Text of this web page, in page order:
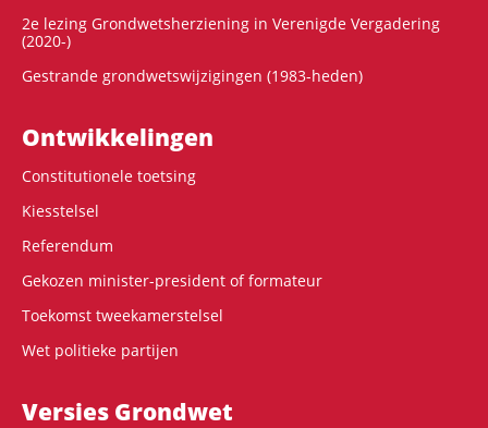
2e lezing Grondwetsherziening in Verenigde Vergadering
(2020-)
Gestrande grondwetswijzigingen (1983-heden)
Ontwikke­lingen
Constitutionele toetsing
Kiesstelsel
Referendum
Gekozen minister-president of formateur
Toekomst tweekamerstelsel
Wet politieke partijen
Versies Grondwet